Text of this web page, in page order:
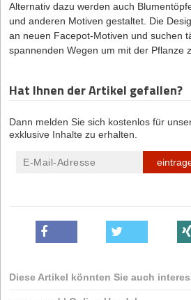
Alternativ dazu werden auch
und anderen Motiven gestaltet. Die
an neuen Facepot-Motiven und suchen
spannenden Wegen um mit der Pflanze
Hat Ihnen der Artikel gefallen?
Dann melden Sie sich kostenlos für
exklusive Inhalte zu erhalten.
Diese Artikel könnten Sie auch